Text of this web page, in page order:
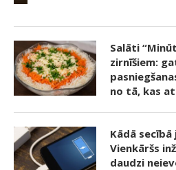
Salāti
zirnīšiem:
no tā, kas
Kādā
Vienkāršs
daudzi